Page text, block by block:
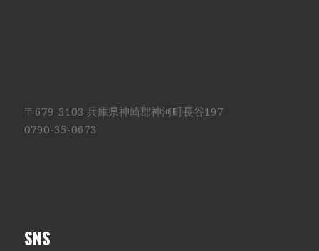
〒679-3103 兵庫県神崎郡神河町長谷197
0790-35-0673
SNS